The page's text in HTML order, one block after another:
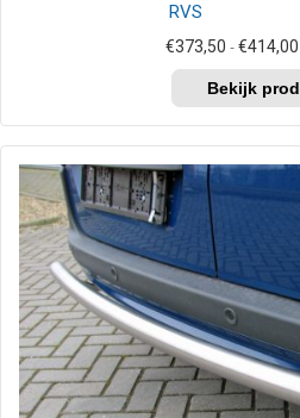
RVS
€373,50 - €414,00
op
de